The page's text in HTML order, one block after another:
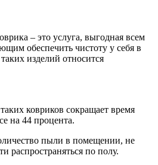
– это услуга, выгодная всем
обеспечить чистоту у себя в
изделий относится
ковриков сокращает время
на 44 процента.
пыли в помещении, не
распространяться по полу.